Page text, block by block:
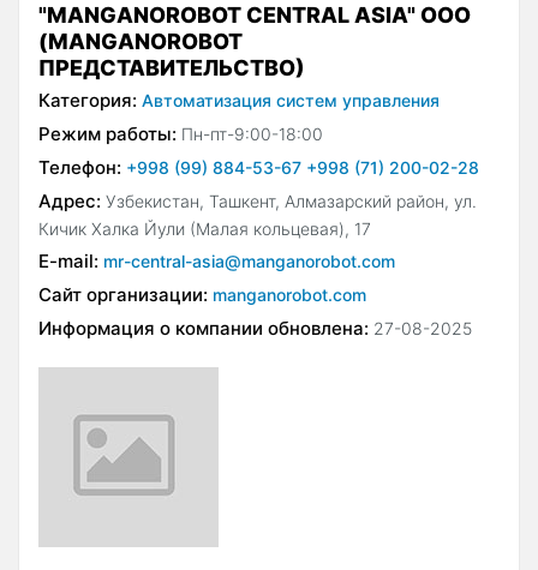
"MANGANOROBOT CENTRAL ASIA" ООО
(MANGANOROBOT
ПРЕДСТАВИТЕЛЬСТВО)
Категория: Автоматизация систем управления
Режим работы: Пн-пт-9:00-18:00
Телефон: +998 (99) 884-53-67 +998 (71) 200-02-28
Адрес: Узбекистан, Ташкент, Алмазарский район, ул.
Кичик Халка Йули (Малая кольцевая), 17
E-mail: mr-central-asia@manganorobot.com
Сайт организации: manganorobot.com
Информация о компании обновлена: 27-08-2025